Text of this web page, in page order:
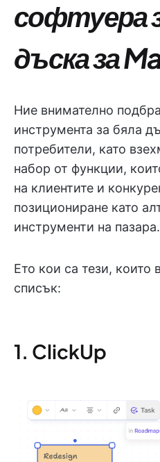
софтуера
дъска за
Ние внимателно
инструмента за бяла
потребители, като
набор от функции,
на клиентите и
позициониране като
инструменти на пазара.
Ето кои са тези, които
списък:
1. ClickUp